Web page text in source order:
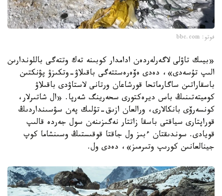
فوتو: bbc.com
«بيىك تاۋلى لاگەرلەردەن ادامدار كوبىنە تەك وتتەگى باللوندارىن
الىپ تۇسەدى»، دەدى ەۆەرەستتەگى باقىلاۋ-وتكىزۋ پۋنكتىن
باسقاراتىن ساگارماتحا قورشاعان ورتانى لاستاۋدى باقىلاۋ
كوميتەتىنىڭ باس ديرەكتورى سحەرينگ شەرپا. «ال شاتىرلار،
كونسەرۆى بانكالارى، ورالعان ازىق-تۇلىك پەن سۋسىنداردىڭ
قوراپتارى سياقتى باسقا زاتتار نەگىزىنەن سول جەردە قالىپ
قويادى. سوندىقتان ءبىز ول جاقتا قوقىستىڭ وسىنشاما كوپ
جينالعانىن كورىپ وتىرمىز»، دەدى ول.